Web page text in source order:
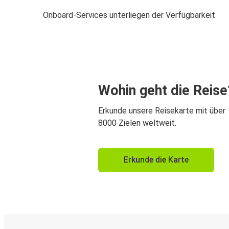
Onboard-Services unterliegen der Verfügbarkeit
Wohin geht die
Erkunde unsere Reisekarte mit über
8000 Zielen weltweit.
Erkunde die Karte